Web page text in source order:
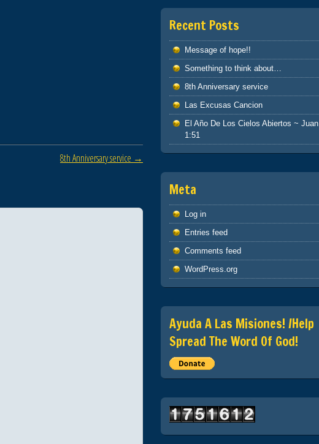
8th Anniversary service →
Recent Posts
Message of hope!!
Something to think about…
8th Anniversary service
Las Excusas Cancion
El Año De Los Cielos Abiertos ~ Juan
1:51
Meta
Log in
Entries feed
Comments feed
WordPress.org
Ayuda A Las Misiones! /Help
Spread The Word Of God!